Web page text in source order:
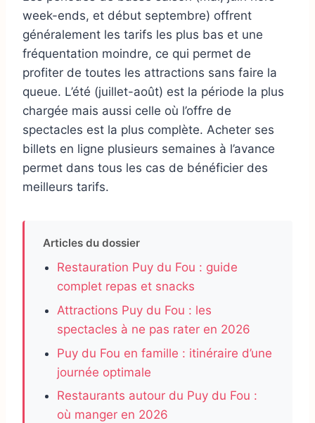
week-ends, et début septembre) offrent
généralement les tarifs les plus bas et une
fréquentation moindre, ce qui permet de
profiter de toutes les attractions sans faire la
queue. L’été (juillet-août) est la période la plus
chargée mais aussi celle où l’offre de
spectacles est la plus complète. Acheter ses
billets en ligne plusieurs semaines à l’avance
permet dans tous les cas de bénéficier des
meilleurs tarifs.
Articles du dossier
Restauration Puy du Fou : guide
complet repas et snacks
Attractions Puy du Fou : les
spectacles à ne pas rater en 2026
Puy du Fou en famille : itinéraire d’une
journée optimale
Restaurants autour du Puy du Fou :
où manger en 2026